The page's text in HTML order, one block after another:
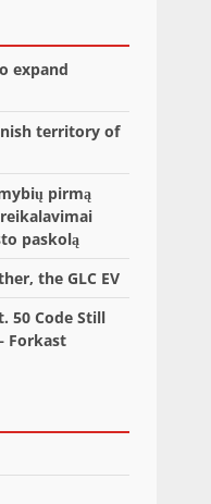
expand
territory of
pirmą
paskolą
the GLC EV
50 Code Still
Forkast